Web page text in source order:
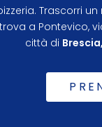
a Pontevico,
città di